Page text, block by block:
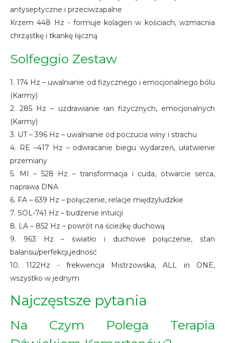
antyseptyczne i przeciwzapalne
Krzem 448 Hz - formuje kolagen w kościach, wzmacnia
chrząstkę i tkankę łączną
Solfeggio Zestaw
1. 174 Hz – uwalnianie od fizycznego i emocjonalnego bólu
(Karmy)
2. 285 Hz – uzdrawianie ran fizycznych, emocjonalnych
(Karmy)
3. UT – 396 Hz – uwalnianie od poczucia winy i strachu
4. RE –417 Hz – odwracanie biegu wydarzeń, ułatwienie
przemiany
5. MI – 528 Hz – transformacja i cuda, otwarcie serca,
naprawa DNA
6. FA – 639 Hz – połączenie, relacje międzyludzkie
7. SOL-741 Hz – budzenie intuicji
8. LA – 852 Hz – powrót na ścieżkę duchową
9. 963 Hz – światło i duchowe połączenie, stan
balansu/perfekcji,jedność
10. 1122Hz - frekwencja Mistrzowska, ALL in ONE,
wszystko w jednym
Najczęstsze pytania
Na Czym Polega Terapia